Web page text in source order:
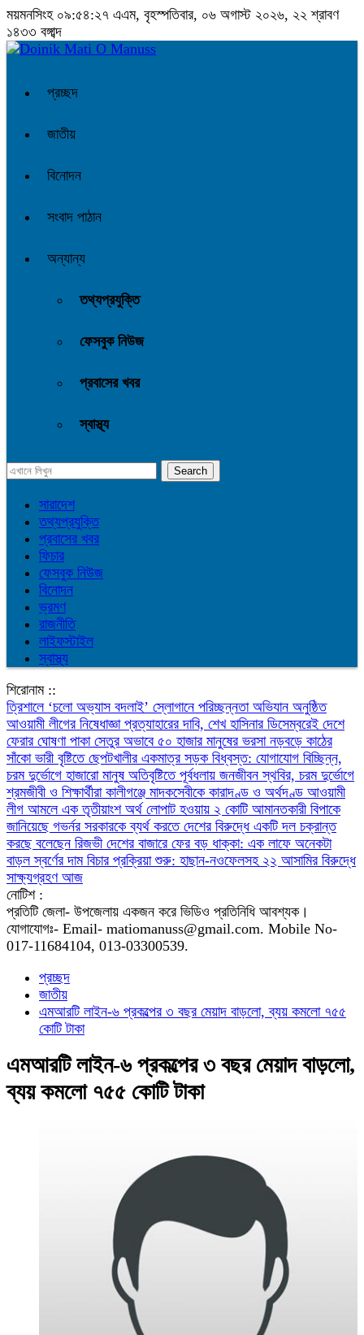
ময়মনসিংহ ০৯:৫৪:২৮ এএম, বৃহস্পতিবার, ০৬ অগাস্ট ২০২৬, ২২ শ্রাবণ
১৪৩৩ বঙ্গাব্দ
প্রচ্ছদ
জাতীয়
বিনোদন
সংবাদ পাঠান
অন্যান্য
তথ্যপ্রযুক্তি
ফেসবুক নিউজ
প্রবাসের খবর
স্বাস্থ্য
সারাদেশ
তথ্যপ্রযুক্তি
প্রবাসের খবর
ফিচার
ফেসবুক নিউজ
বিনোদন
ভ্রমণ
রাজনীতি
লাইফস্টাইল
স্বাস্থ্য
শিরোনাম ::
‎ত্রিশালে ‘চলো অভ্যাস বদলাই’ স্লোগানে পরিচ্ছন্নতা অভিযান অনুষ্ঠিত
আওয়ামী লীগের নিষেধাজ্ঞা প্রত্যাহারের দাবি, শেখ হাসিনার ডিসেম্বরেই দেশে
ফেরার ঘোষণা পাকা সেতুর অভাবে ৫০ হাজার মানুষের ভরসা নড়বড়ে কাঠের
সাঁকো ভারী বৃষ্টিতে ছেপটখালীর একমাত্র সড়ক বিধ্বস্ত: যোগাযোগ বিচ্ছিন্ন,
চরম দুর্ভোগে হাজারো মানুষ অতিবৃষ্টিতে পূর্বধলায় জনজীবন স্থবির, চরম দুর্ভোগে
শ্রমজীবী ও শিক্ষার্থীরা কালীগঞ্জে মাদকসেবীকে কারাদণ্ড ও অর্থদণ্ড আওয়ামী
লীগ আমলে এক তৃতীয়াংশ অর্থ লোপাট হওয়ায় ২ কোটি আমানতকারী বিপাকে
জানিয়েছে গভর্নর সরকারকে ব্যর্থ করতে দেশের বিরুদ্ধে একটি দল চক্রান্ত
করছে বলেছেন রিজভী দেশের বাজারে ফের বড় ধাক্কা: এক লাফে অনেকটা
বাড়ল স্বর্ণের দাম বিচার প্রক্রিয়া শুরু: হাছান-নওফেলসহ ২২ আসামির বিরুদ্ধে
সাক্ষ্যগ্রহণ আজ
নোটিশ :
প্রতিটি জেলা- উপজেলায় একজন করে ভিডিও প্রতিনিধি আবশ্যক।
যোগাযোগঃ- Email- matiomanuss@gmail.com. Mobile No-
017-11684104, 013-03300539.
প্রচ্ছদ
জাতীয়
এমআরটি লাইন-৬ প্রকল্পের ৩ বছর মেয়াদ বাড়লো, ব্যয় কমলো ৭৫৫
কোটি টাকা
এমআরটি লাইন-৬ প্রকল্পের ৩ বছর মেয়াদ বাড়লো,
ব্যয় কমলো ৭৫৫ কোটি টাকা